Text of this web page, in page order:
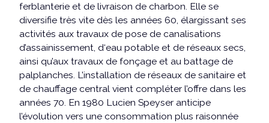
ferblanterie et de livraison de charbon. Elle se
diversifie très vite dès les années 60, élargissant ses
activités aux travaux de pose de canalisations
d’assainissement, d‘eau potable et de réseaux secs,
ainsi qu’aux travaux de fonçage et au battage de
palplanches. L’installation de réseaux de sanitaire et
de chauffage central vient compléter l’offre dans les
années 70. En 1980 Lucien Speyser anticipe
l’évolution vers une consommation plus raisonnée